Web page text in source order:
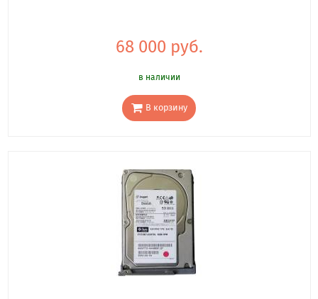
68 000 руб.
в наличии
В корзину